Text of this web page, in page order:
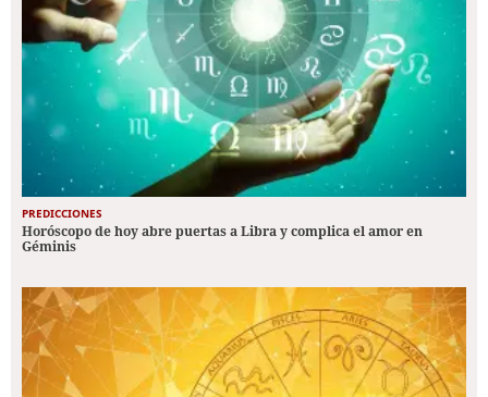
PREDICCIONES
Horóscopo de hoy abre puertas a Libra y complica el amor en
Géminis